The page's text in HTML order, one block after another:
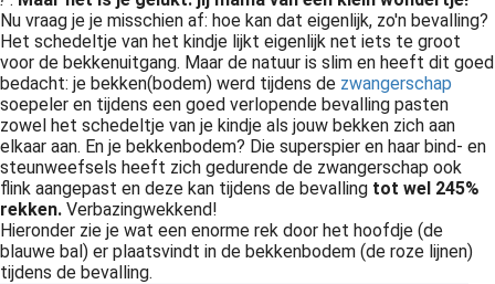
Nu vraag je je misschien af: hoe kan dat eigenlijk, zo'n bevalling?
Het schedeltje van het kindje lijkt eigenlijk net iets te groot
voor de bekkenuitgang. Maar de natuur is slim en heeft dit goed
bedacht: je bekken(bodem) werd tijdens de zwangerschap
soepeler en tijdens een goed verlopende bevalling pasten
zowel het schedeltje van je kindje als jouw bekken zich aan
elkaar aan. En je bekkenbodem? Die superspier en haar bind- en
steunweefsels heeft zich gedurende de zwangerschap ook
flink aangepast en deze kan tijdens de bevalling tot wel 245%
rekken. Verbazingwekkend!
Hieronder zie je wat een enorme rek door het hoofdje (de
blauwe bal) er plaatsvindt in de bekkenbodem (de roze lijnen)
tijdens de bevalling.